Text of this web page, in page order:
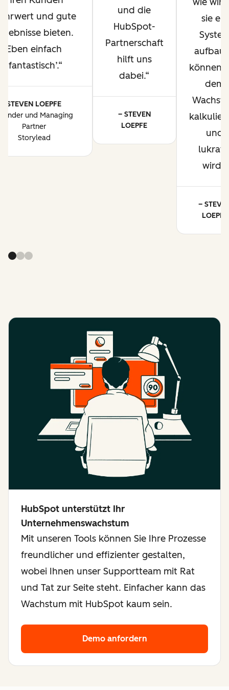
und gute
bieten.
Eben einfach
‚fantastisch’.
STEVEN LOEPFE
und Managing
Partner
Storylead
und die
HubSpot-
Partnerschaft
hilft uns
dabei.
– STEVEN
LOEPFE
sie ein
können,
dem
und
wird.
–
LOEPFE
HubSpot unterstützt Ihr
Unternehmenswachstum
Mit unseren Tools können Sie Ihre Prozesse
freundlicher und effizienter gestalten,
wobei Ihnen unser Supportteam mit Rat
und Tat zur Seite steht. Einfacher kann das
Wachstum mit HubSpot kaum sein.
Demo anfordern